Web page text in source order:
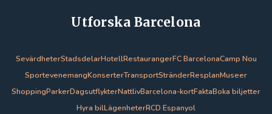
Utforska Barcelona
SevärdheterStadsdelarHotellRestaurangerFC BarcelonaCamp Nou
SportevenemangKonserterTransportStränderResplanMuseer
ShoppingParkerDagsutflykterNattlivBarcelona-kortFaktaBoka biljetter
Hyra bilLägenheterRCD Espanyol